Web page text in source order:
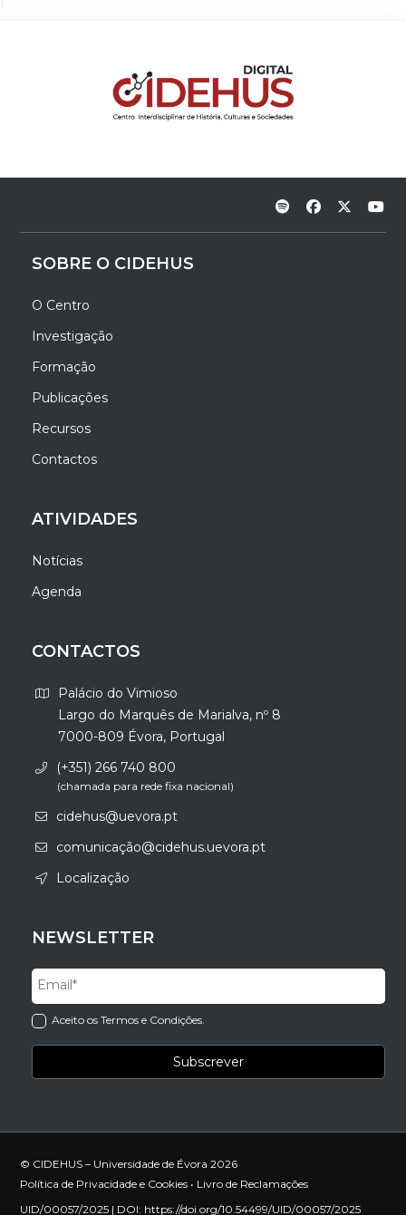
SOBRE O CIDEHUS
O Centro
Investigação
Formação
Publicações
Recursos
Contactos
ATIVIDADES
Notícias
Agenda
CONTACTOS
Palácio do Vimioso
Largo do Marquês de Marialva, nº 8
7000-809 Évora, Portugal
(+351) 266 740 800
(chamada para rede fixa nacional)
cidehus@uevora.pt
comunicação@cidehus.uevora.pt
Localização
NEWSLETTER
Aceito os Termos e Condições.
© CIDEHUS – Universidade de Évora 2026
Política de Privacidade e Cookies • Livro de Reclamações
UID/00057/2025 | DOI: https://doi.org/10.54499/UID/00057/2025